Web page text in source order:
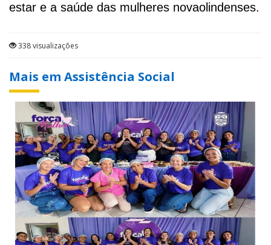
estar e a saúde das mulheres novaolindenses.
338 visualizações
Mais em Assistência Social